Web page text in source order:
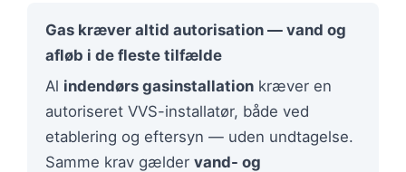
Gas kræver altid autorisation — vand og
afløb i de fleste tilfælde
Al indendørs gasinstallation kræver en
autoriseret VVS-installatør, både ved
etablering og eftersyn — uden undtagelse.
Samme krav gælder vand- og